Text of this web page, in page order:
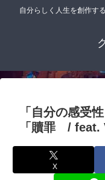
自分らしく人生を創作す
「自分の感受
「贖罪 / feat.
X